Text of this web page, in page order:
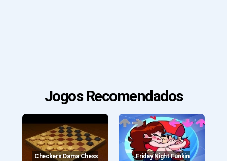
Jogos Recomendados
Checkers Dama Chess
Friday Night Funkin